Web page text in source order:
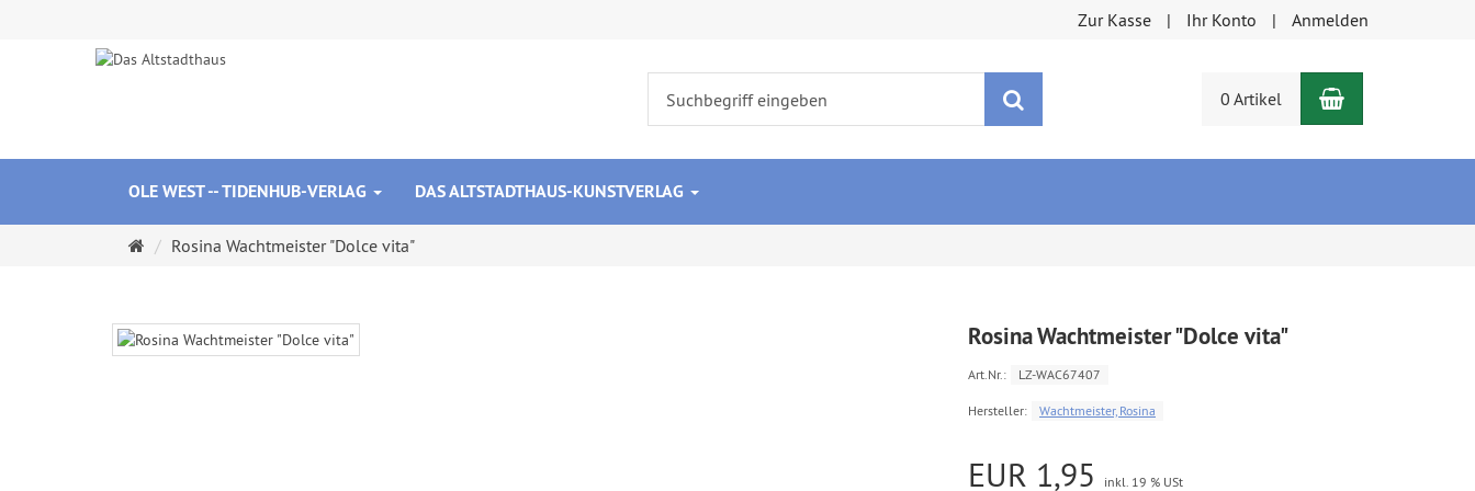
Zur Kasse Ihr Konto Anmelden
0 Artikel Warenkorb
OLE WEST -- TIDENHUB-VERLAG DAS ALTSTADTHAUS-KUNSTVERLAG
Startseite
Rosina Wachtmeister "Dolce vita"
Rosina Wachtmeister "Dolce vita"
Art.Nr.: LZ-WAC67407
Hersteller: Wachtmeister, Rosina
EUR 1,95 inkl. 19 % USt